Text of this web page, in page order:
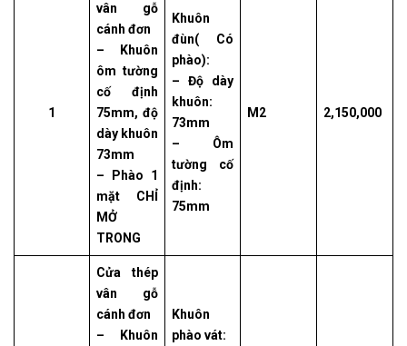
1
vân gỗ
cánh đơn
– Khuôn
ôm tường
cố định
75mm, độ
dày khuôn
73mm
– Phào 1
mặt CHỈ
MỞ
TRONG
Khuôn
đùn( Có
phào):
– Độ dày
khuôn:
73mm
– Ôm
tường cố
định:
75mm
M2 2,150,000
Cửa thép
vân gỗ
cánh đơn
– Khuôn
Khuôn
phào vát: